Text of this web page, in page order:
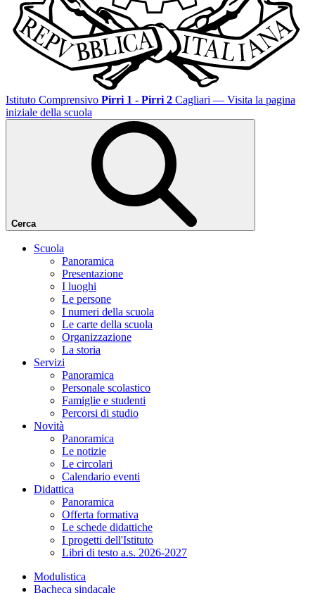
Istituto Comprensivo Pirri 1 - Pirri 2 Cagliari — Visita la pagina
iniziale della scuola
Cerca
Scuola
Panoramica
Presentazione
I luoghi
Le persone
I numeri della scuola
Le carte della scuola
Organizzazione
La storia
Servizi
Panoramica
Personale scolastico
Famiglie e studenti
Percorsi di studio
Novità
Panoramica
Le notizie
Le circolari
Calendario eventi
Didattica
Panoramica
Offerta formativa
Le schede didattiche
I progetti dell'Istituto
Libri di testo a.s. 2026-2027
Modulistica
Bacheca sindacale